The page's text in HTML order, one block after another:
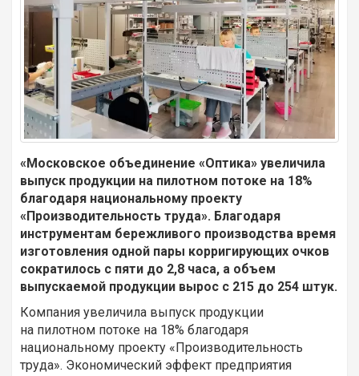
«Московское объединение «Оптика» увеличила
выпуск продукции на пилотном потоке на 18%
благодаря национальному проекту
«Производительность труда». Благодаря
инструментам бережливого производства время
изготовления одной пары корригирующих очков
сократилось с пяти до 2,8 часа, а объем
выпускаемой продукции вырос с 215 до 254 штук.
Компания увеличила выпуск продукции
на пилотном потоке на 18% благодаря
национальному проекту «Производительность
труда». Экономический эффект предприятия